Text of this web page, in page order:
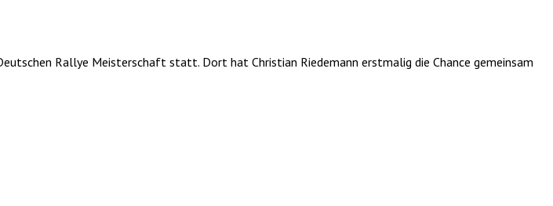
Rallye Meisterschaft statt. Dort hat Christian Riedemann erstmalig die Chance gemeinsam